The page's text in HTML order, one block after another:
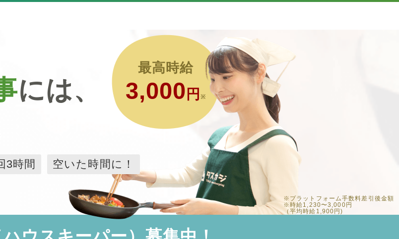
最高時給
3,000 円※
には、
3時間 空いた時間に！
※プラットフォーム手数料差引後金額
※時給1,230〜3,000円
（平均時給1,900円)